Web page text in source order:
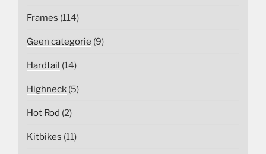
Frames (114)
Geen categorie (9)
Hardtail (14)
Highneck (5)
Hot Rod (2)
Kitbikes (11)